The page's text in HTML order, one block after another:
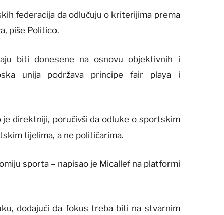
federacija da odlučuju o kriterijima prema
piše Politico.
biti donesene na osnovu objektivnih i
unija podržava principe fair playa i
direktniji, poručivši da odluke o sportskim
tijelima, a ne političarima.
sporta – napisao je Micallef na platformi
dodajući da fokus treba biti na stvarnim